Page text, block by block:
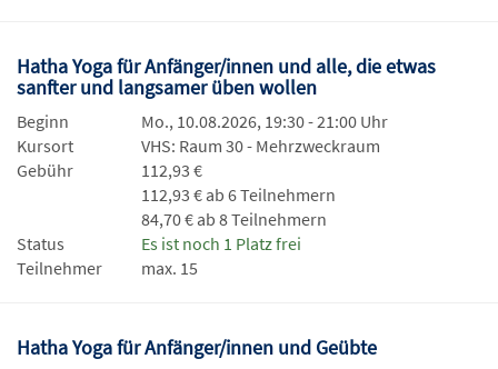
Hatha Yoga für Anfänger/innen und alle, die etwas
sanfter und langsamer üben wollen
Beginn
Mo., 10.08.2026, 19:30 - 21:00 Uhr
Kursort
VHS: Raum 30 - Mehrzweckraum
Gebühr
112,93 €
112,93 € ab 6 Teilnehmern
84,70 € ab 8 Teilnehmern
Status
Es ist noch 1 Platz frei
Teilnehmer
max. 15
Hatha Yoga für Anfänger/innen und Geübte